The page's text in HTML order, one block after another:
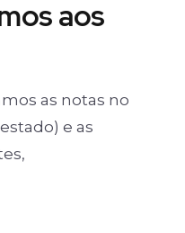
aos
as notas no
e as